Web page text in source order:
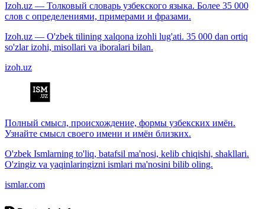
Izoh.uz — Толковый словарь узбекского языка. Более 35 000
слов с определениями, примерами и фразами.
Izoh.uz — O'zbek tilining xalqona izohli lug'ati. 35 000 dan ortiq
so'zlar izohi, misollari va iboralari bilan.
izoh.uz
Полный смысл, происхождение, формы узбекских имён.
Узнайте смысл своего имени и имён близких.
O'zbek Ismlarning to'liq, batafsil ma'nosi, kelib chiqishi, shakllari.
O'zingiz va yaqinlaringizni ismlari ma'nosini bilib oling.
ismlar.com